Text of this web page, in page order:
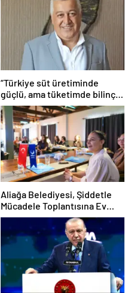
“Türkiye süt üretiminde
güçlü, ama tüketimde bilinç
şart”
Aliağa Belediyesi, Şiddetle
Mücadele Toplantısına Ev
Sahipliği Yaptı